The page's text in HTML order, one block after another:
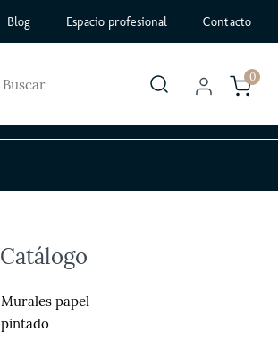
0
Blog Espacio profesional Contacto
Catálogo
Murales papel
pintado